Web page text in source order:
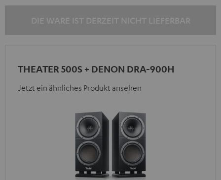
THEATER 500S + DENON DRA-900H
Jetzt ein ähnliches Produkt ansehen